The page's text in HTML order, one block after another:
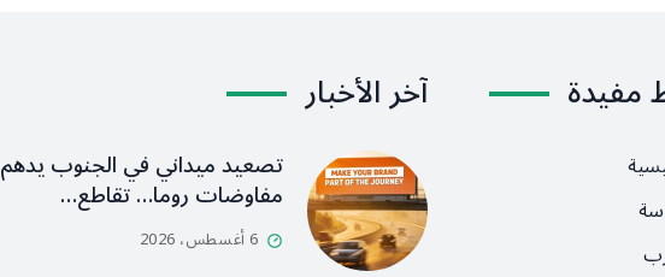
مفيدة آخر الأخبار
تصعيد ميداني في الجنوب يدهم
مفاوضات روما… تقاطع…
6 أغسطس، 2026